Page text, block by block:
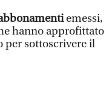
emessi,
hanno approfittato
per sottoscrivere il